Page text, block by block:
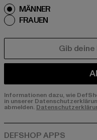
MÄNNER
FRAUEN
Informationen dazu, wie
in unserer
abmelden.